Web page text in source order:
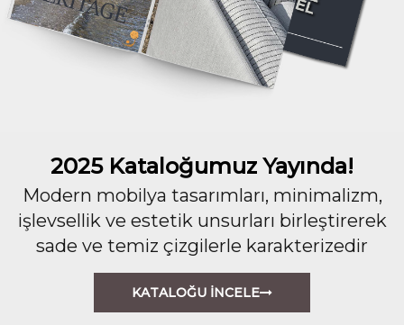
2025 Kataloğumuz Yayında!
Modern mobilya tasarımları, minimalizm,
işlevsellik ve estetik unsurları birleştirerek
sade ve temiz çizgilerle karakterizedir
KATALOĞU İNCELE